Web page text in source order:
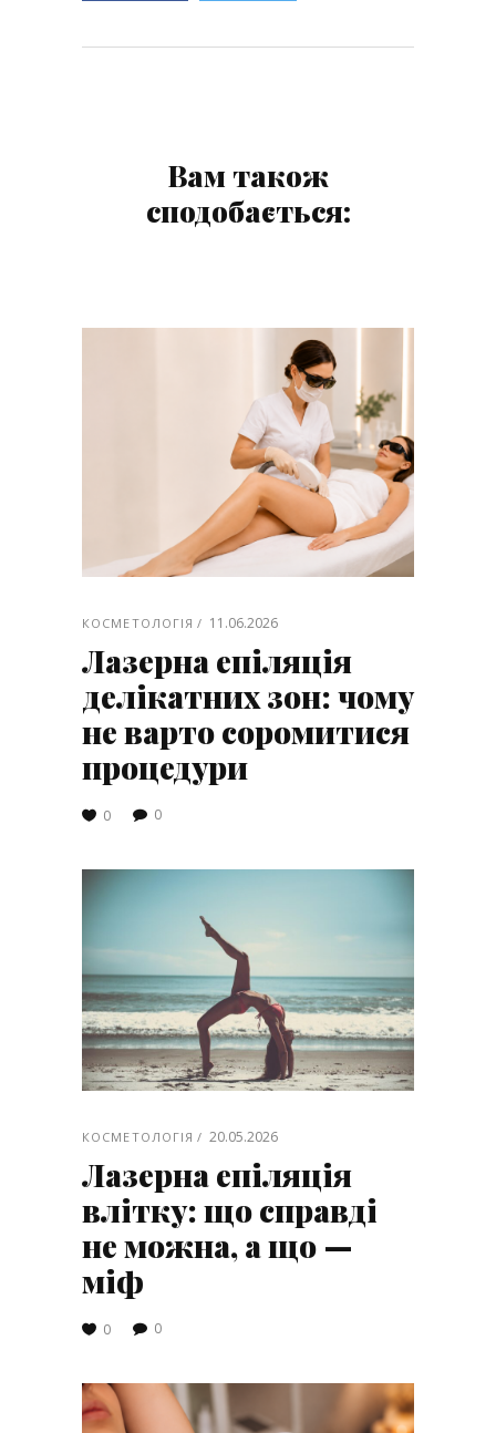
Вам також
сподобається:
КОСМЕТОЛОГІЯ 11.06.2026
Лазерна епіляція
делікатних зон: чому
не варто соромитися
процедури
0 0
КОСМЕТОЛОГІЯ 20.05.2026
Лазерна епіляція
влітку: що справді
не можна, а що —
міф
0 0